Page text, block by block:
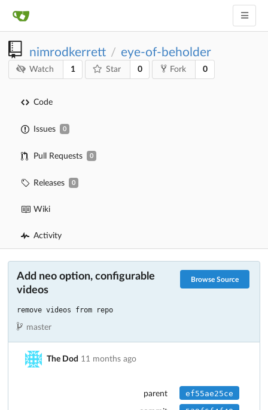
nimrodkerrett / eye-of-beholder
Watch 1 Star 0 Fork 0
Code
Issues 0
Pull Requests 0
Releases 0
Wiki
Activity
Browse Source
Add neo option, configurable
videos
remove videos from repo
master
The Dod 11 months ago
parent ef55ae25ce